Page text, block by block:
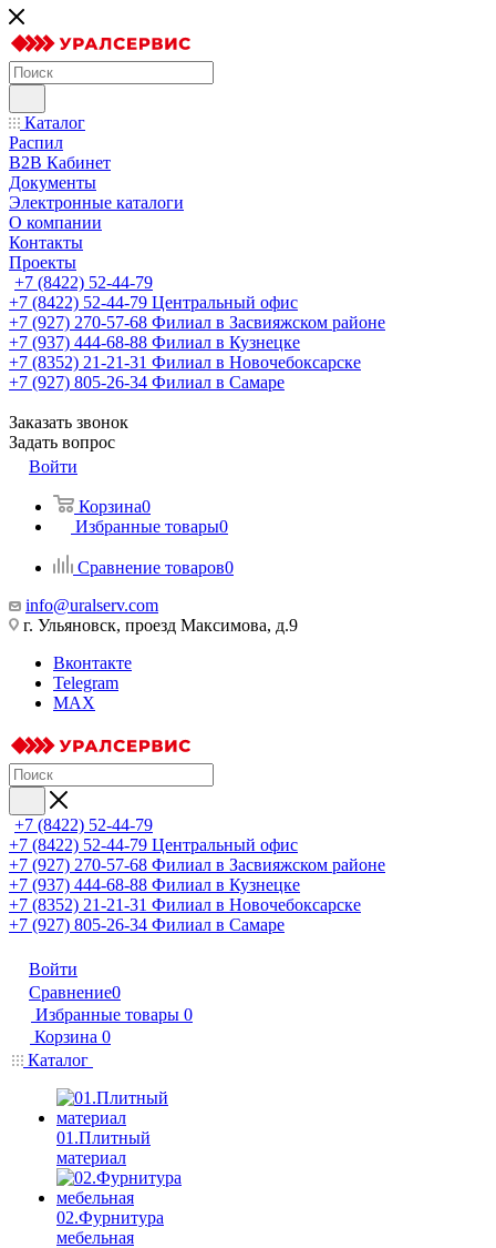
Каталог
Распил
B2B Кабинет
Документы
Электронные каталоги
О компании
Контакты
Проекты
+7 (8422) 52-44-79
+7 (8422) 52-44-79 Центральный офис
+7 (927) 270-57-68 Филиал в Засвияжском районе
+7 (937) 444-68-88 Филиал в Кузнецке
+7 (8352) 21-21-31 Филиал в Новочебоксарске
+7 (927) 805-26-34 Филиал в Самаре
Заказать звонок
Задать вопрос
Войти
Корзина0
Избранные товары0
Сравнение товаров0
info@uralserv.com
г. Ульяновск, проезд Максимова, д.9
Вконтакте
Telegram
MAX
+7 (8422) 52-44-79
+7 (8422) 52-44-79 Центральный офис
+7 (927) 270-57-68 Филиал в Засвияжском районе
+7 (937) 444-68-88 Филиал в Кузнецке
+7 (8352) 21-21-31 Филиал в Новочебоксарске
+7 (927) 805-26-34 Филиал в Самаре
Войти
Сравнение0
Избранные товары 0
Корзина 0
Каталог
01.Плитный
материал
02.Фурнитура
мебельная